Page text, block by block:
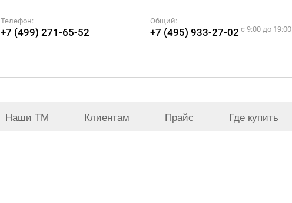
Телефон:
+7 (499) 271-65-52
Общий:
+7 (495) 933-27-02 c 9:00 до 19:00
Наши ТМ Клиентам Прайс Где купить